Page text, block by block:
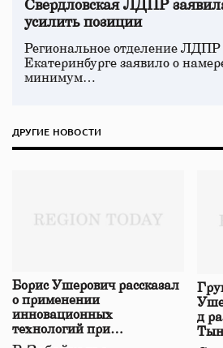
Свердловская ЛДПР
усилить позиции
Региональное отделение
Екатеринбурге заявило о
минимум…
ДРУГИЕ НОВОСТИ
Борис Ушерович рассказал
о применении
инновационных
технологий при
строительстве нового моста
д